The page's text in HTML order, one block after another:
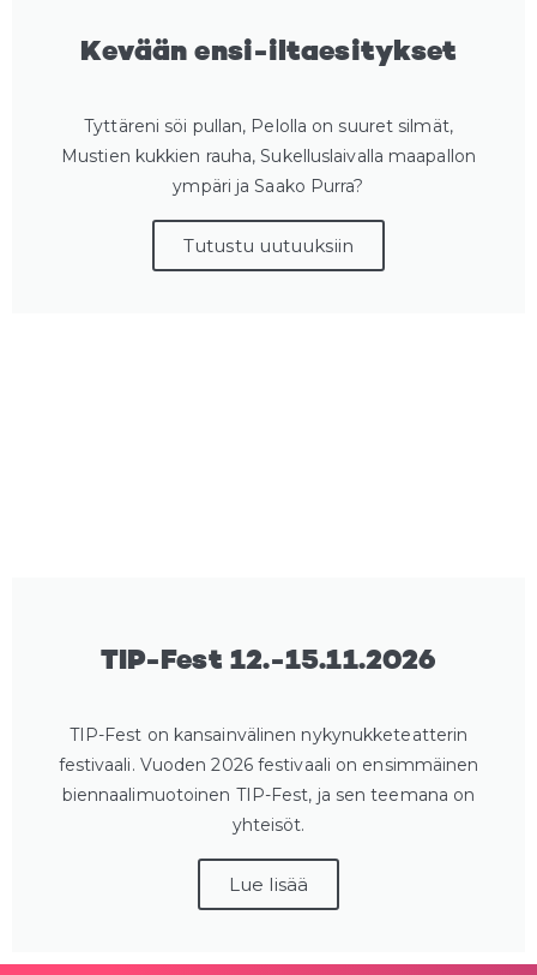
Kevään ensi-iltaesitykset
Tyttäreni söi pullan, Pelolla on suuret silmät,
Mustien kukkien rauha, Sukelluslaivalla maapallon
ympäri ja Saako Purra?
Tutustu uutuuksiin
TIP-Fest 12.-15.11.2026
TIP-Fest on kansainvälinen nykynukketeatterin
festivaali. Vuoden 2026 festivaali on ensimmäinen
biennaalimuotoinen TIP-Fest, ja sen teemana on
yhteisöt.
Lue lisää